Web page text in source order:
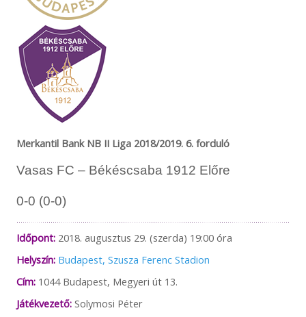
Merkantil Bank NB II Liga 2018/2019. 6. forduló
Vasas FC – Békéscsaba 1912 Előre
0-0 (0-0)
Időpont:2018. augusztus 29. (szerda) 19:00 óra
Helyszín: Budapest, Szusza Ferenc Stadion
Cím:1044 Budapest, Megyeri út 13.
Játékvezető:Solymosi Péter